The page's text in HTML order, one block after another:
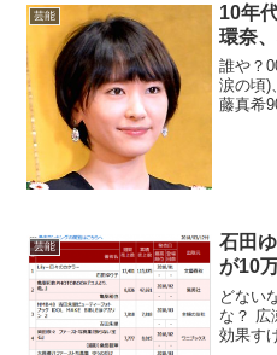
芸能
10年
環奈
誰や？
涙の頃)
藤真希
芸能
石田
が10
どない
な？ 広
効果す